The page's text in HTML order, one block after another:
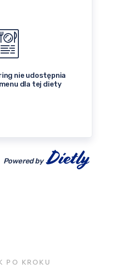
nie udostępnia
dla tej diety
Powered by
PO KROKU